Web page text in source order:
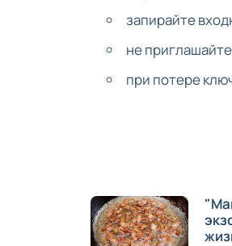
запирайте
не
при потере